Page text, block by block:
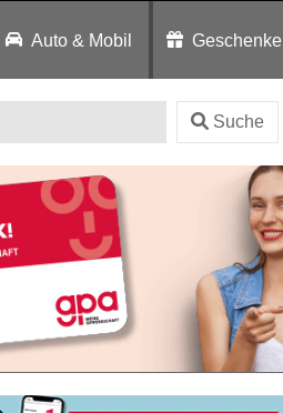
Auto & Mobil Geschenke
Suche